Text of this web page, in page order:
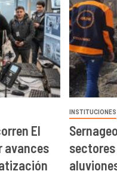
El
avances
INSTITUCIONES